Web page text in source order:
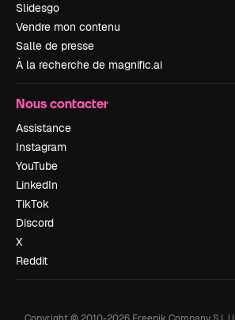
Slidesgo
Vendre mon contenu
Salle de presse
À la recherche de magnific.ai
Nous contacter
Assistance
Instagram
YouTube
LinkedIn
TikTok
Discord
X
Reddit